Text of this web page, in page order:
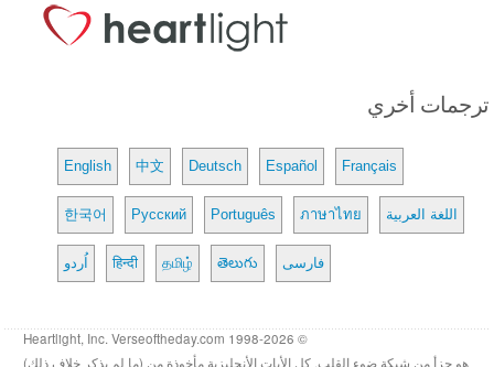
ترجمات أخري
English 中文 Deutsch Español Français
한국어 Русский Português ภาษาไทย اللغة العربية
اُردو हिन्दी தமிழ் తెలుగు فارسی
© 1998-2026 Heartlight, Inc. Verseoftheday.com
هو جزأ من شبكة ضوء القلب. كل الأيات الأنجليزية مأخوذة من (ما لم يذكر خلاف ذلك)